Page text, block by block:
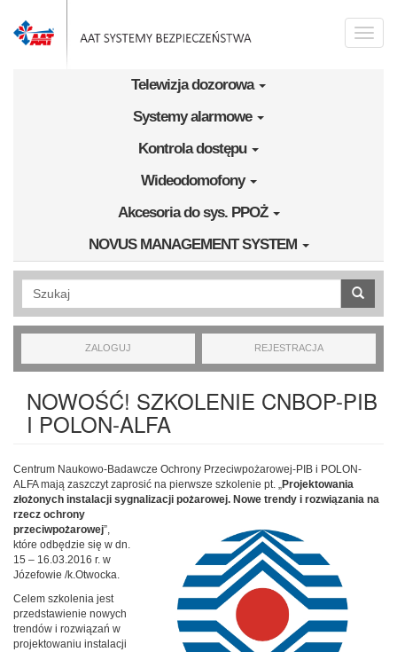
Toggle
Telewizja dozorowa
Systemy alarmowe
Kontrola dostępu
Wideodomofony
Akcesoria do sys. PPOŻ
NOVUS MANAGEMENT SYSTEM
Wyszukiwanie pełnotekstowe
ZALOGUJ REJESTRACJA
NOWOŚĆ! SZKOLENIE CNBOP-PIB
I POLON-ALFA
Centrum Naukowo-Badawcze Ochrony Przeciwpożarowej-PIB i POLON-
ALFA mają zaszczyt zaprosić na pierwsze szkolenie pt. „Projektowania
złożonych instalacji sygnalizacji pożarowej. Nowe trendy i rozwiązania na
rzecz ochrony
przeciwpożarowej”,
które odbędzie się w dn.
15 – 16.03.2016 r. w
Józefowie /k.Otwocka.
Celem szkolenia jest
przedstawienie nowych
trendów i rozwiązań w
projektowaniu instalacji